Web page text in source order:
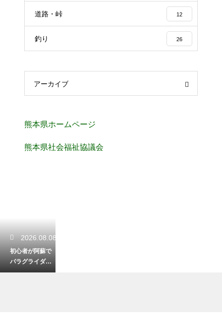
道路・峠 12
釣り 26
アーカイブ
熊本県ホームページ
熊本県社会福祉協議会
2026.08.08
初心者が阿蘇で
パラグライダー
体験！安全に楽